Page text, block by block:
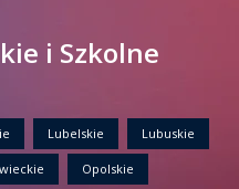
i Szkolne
Lubelskie Lubuskie
Opolskie